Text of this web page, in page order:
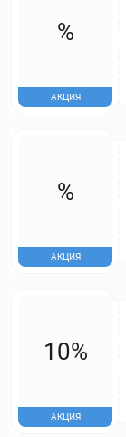
%
АКЦИЯ
%
АКЦИЯ
10%
АКЦИЯ